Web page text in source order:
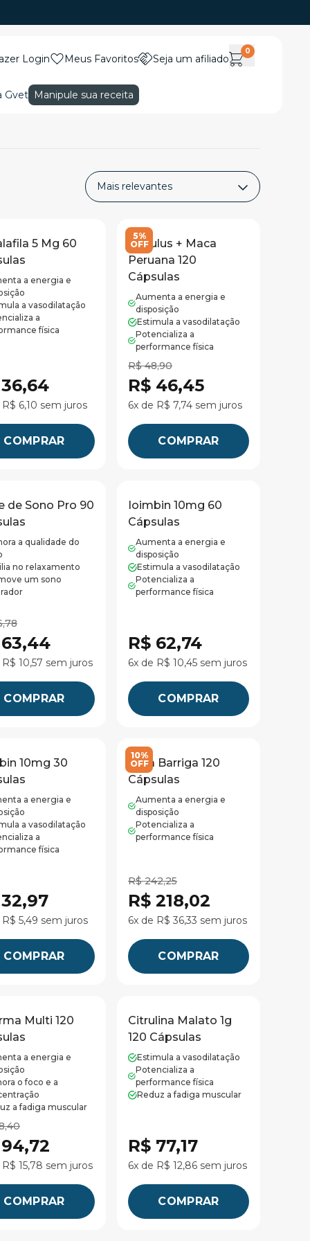
Login Meus Favoritos Seja um afiliado
0
Gvet Manipule sua receita
5 Mg 60
a energia e
a vasodilatação
a
física
6,10 sem juros
COMPRAR
5%
OFF
Tribulus + Maca
Peruana 120
Cápsulas
Aumenta a energia e
disposição
Estimula a vasodilatação
Potencializa a
performance física
R$ 48,90
R$ 46,45
6x de R$ 7,74 sem juros
COMPRAR
de Sono Pro 90
a qualidade do
no relaxamento
um sono
10,57 sem juros
COMPRAR
Ioimbin 10mg 60
Cápsulas
Aumenta a energia e
disposição
Estimula a vasodilatação
Potencializa a
performance física
R$ 62,74
6x de R$ 10,45 sem juros
COMPRAR
10mg 30
a energia e
a vasodilatação
a
física
5,49 sem juros
COMPRAR
10%
OFF
Seca Barriga 120
Cápsulas
Aumenta a energia e
disposição
Potencializa a
performance física
R$ 242,25
R$ 218,02
6x de R$ 36,33 sem juros
COMPRAR
Multi 120
a energia e
o foco e a
a fadiga muscular
15,78 sem juros
COMPRAR
Citrulina Malato 1g
120 Cápsulas
Estimula a vasodilatação
Potencializa a
performance física
Reduz a fadiga muscular
R$ 77,17
6x de R$ 12,86 sem juros
COMPRAR